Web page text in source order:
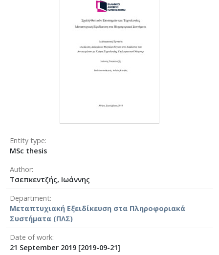
Entity type
MSc thesis
Author
Tσεπκεντζής, Ιωάννης
Department
Μεταπτυχιακή Εξειδίκευση στα Πληροφοριακά
Συστήματα (ΠΛΣ)
Date of work
21 September 2019 [2019-09-21]